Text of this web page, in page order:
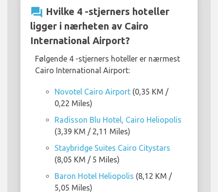
question_answer Hvilke 4 -stjerners hoteller
ligger i nærheten av Cairo
International Airport?
Følgende 4 -stjerners hoteller er nærmest
Cairo International Airport:
Novotel Cairo Airport (0,35 KM /
0,22 Miles)
Radisson Blu Hotel, Cairo Heliopolis
(3,39 KM / 2,11 Miles)
Staybridge Suites Cairo Citystars
(8,05 KM / 5 Miles)
Baron Hotel Heliopolis (8,12 KM /
5,05 Miles)